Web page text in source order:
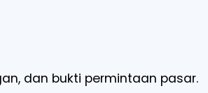
dan bukti permintaan pasar.